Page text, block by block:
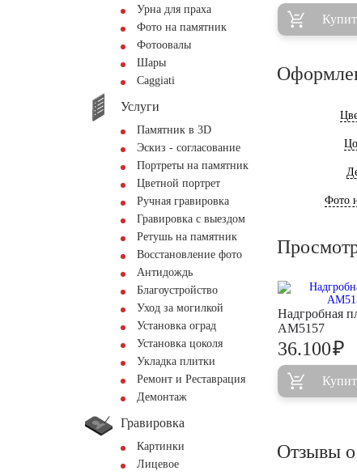
Урна для праха
Фото на памятник
Фотоовалы
Шары
Сaggiati
Услуги
Памятник в 3D
Эскиз - согласование
Портреты на памятник
Цветной портрет
Ручная гравировка
Гравировка с выездом
Ретушь на памятник
Восстановление фото
Антидождь
Благоустройство
Уход за могилкой
Установка оград
Установка цоколя
Укладка плитки
Ремонт и Реставрация
Демонтаж
Гравировка
Картинки
Лицевое
Фото
Надгробная
AM5157
36.100₽
Отзывы